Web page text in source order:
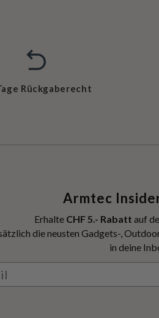
Rückgaberecht
Armtec
Erhalte CHF 5.- Rabatt auf
die neusten Gadgets-,
in deine